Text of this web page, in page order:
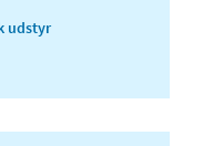
udstyr